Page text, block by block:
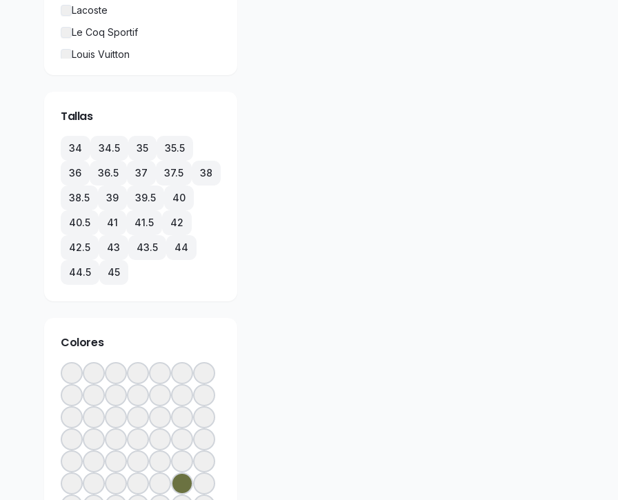
Lacoste
Le Coq Sportif
Louis Vuitton
Puma
Rolex
Tallas
34 34.5 35 35.5
36 36.5 37 37.5 38
38.5 39 39.5 40
40.5 41 41.5 42
42.5 43 43.5 44
44.5 45
Colores